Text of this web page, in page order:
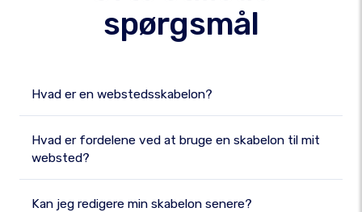
spørgsmål
Hvad er en webstedsskabelon?
Hvad er fordelene ved at bruge en skabelon til mit
websted?
Kan jeg redigere min skabelon senere?